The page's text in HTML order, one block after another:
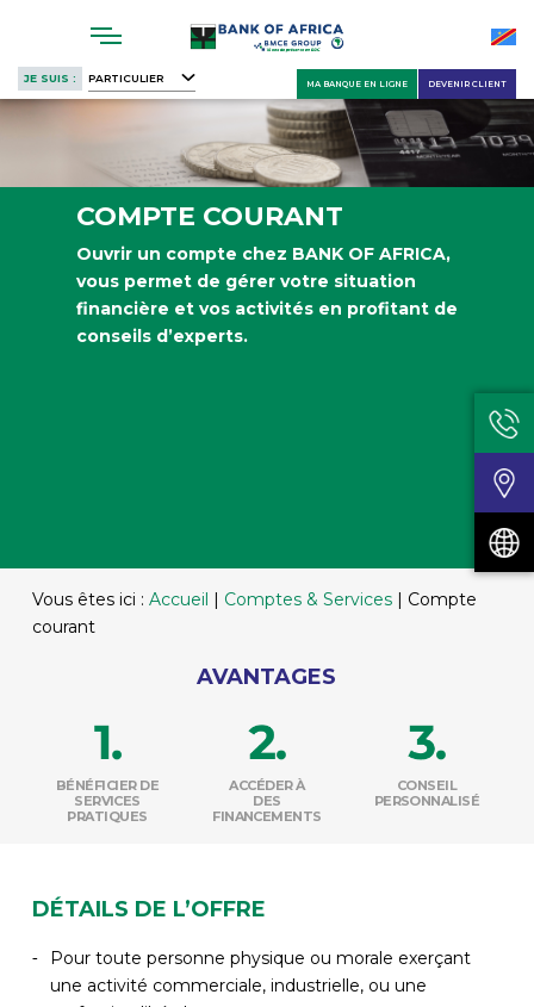
main
content
JE SUIS : PARTICULIER DEVENIR CLIENT
MA BANQUE EN LIGNE
COMPTE COURANT
Ouvrir un compte chez BANK OF AFRICA,
vous permet de gérer votre situation
financière et vos activités en profitant de
conseils d’experts.
Vous êtes ici : Accueil | Comptes & Services| Compte
courant
AVANTAGES
BÉNÉFICIER DE
SERVICES
PRATIQUES
ACCÉDER À
DES
FINANCEMENTS
CONSEIL
PERSONNALISÉ
DÉTAILS DE L’OFFRE
Pour toute personne physique ou morale exerçant
une activité commerciale, industrielle, ou une